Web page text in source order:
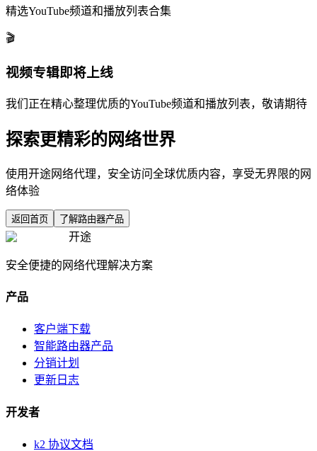
精选YouTube频道和播放列表合集
🎬
视频专辑即将上线
我们正在精心整理优质的YouTube频道和播放列表，敬请期待
探索更精彩的网络世界
使用开途网络代理，安全访问全球优质内容，享受无界限的网
络体验
返回首页 了解路由器产品
开途
安全便捷的网络代理解决方案
产品
客户端下载
智能路由器产品
分销计划
更新日志
开发者
k2 协议文档